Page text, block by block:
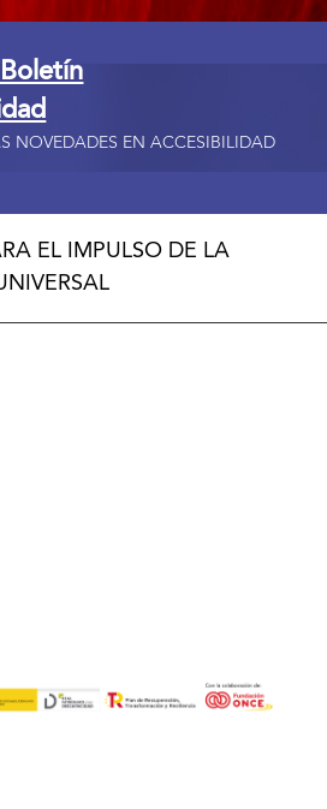
NOVEDADES EN ACCESIBILIDAD
EL IMPULSO DE LA